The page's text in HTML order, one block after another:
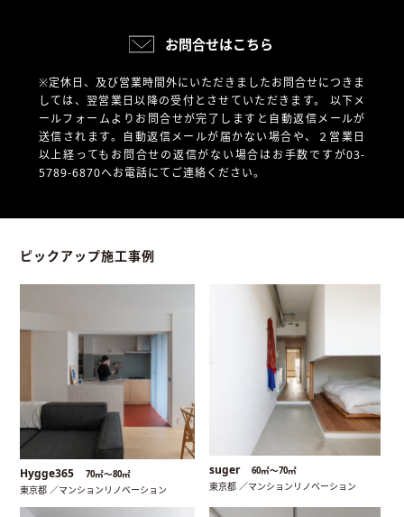
お問合せはこちら
※定休日、及び営業時間外にいただきましたお問合せにつきま
しては、翌営業日以降の受付とさせていただきます。 以下メ
ールフォームよりお問合せが完了しますと自動返信メールが
送信されます。自動返信メールが届かない場合や、
２営業日
以上経ってもお問合せの返信がない場合はお手数ですが03-
5789-6870へお電話にてご連絡ください。
ピックアップ施工事例
Hygge365 70㎡〜80㎡
東京都 ／マンションリノベーション
suger 60㎡〜70㎡
東京都 ／マンションリノベーション